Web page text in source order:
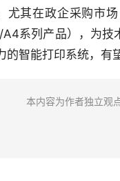
尤其在政企采购市
系列产品），为技
的智能打印系统，有
本内容为作者独立观